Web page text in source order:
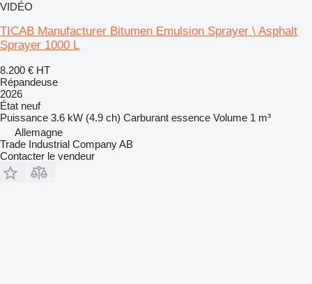
VIDÉO
TICAB Manufacturer Bitumen Emulsion Sprayer \ Asphalt
Sprayer 1000 L
8.200 € HT
Répandeuse
2026
État neuf
Puissance 3.6 kW (4.9 ch) Carburant essence Volume 1 m³
Allemagne
Trade Industrial Company AB
Contacter le vendeur